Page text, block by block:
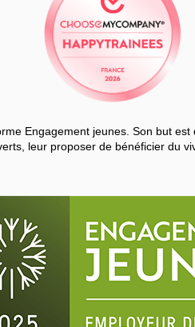
Engagement jeunes. Son but
leur proposer de bénéficier du